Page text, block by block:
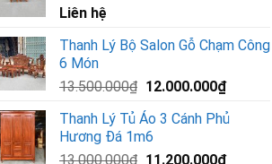
Liên hệ
Thanh Lý Bộ Salon Gỗ Chạm Công
6 Món
13.500.000₫ Giá
là:
13.500.000₫.
12.000.000₫Giá
tại
Thanh Lý Tủ Áo 3 Cánh Phủ
Hương Đá 1m6
13.000.000₫ Giá
11.200.000₫Giá